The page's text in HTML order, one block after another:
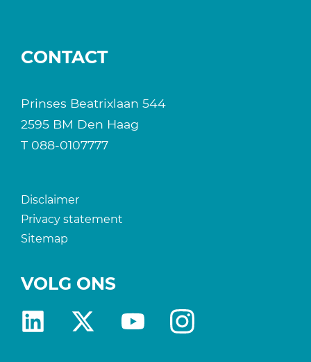
CONTACT
Prinses Beatrixlaan 544
2595 BM Den Haag
T 088-0107777
Disclaimer
Privacy statement
Sitemap
VOLG ONS